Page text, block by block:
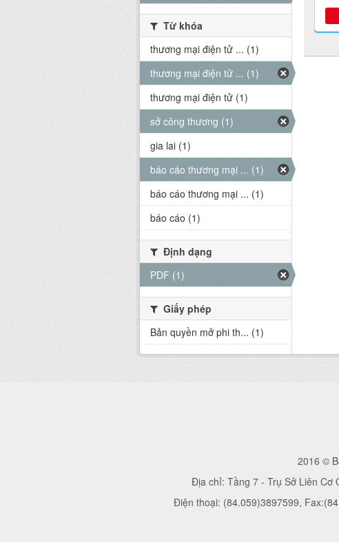
Từ khóa
thương mại điện tử ... (1)
thương mại điện tử ... (1)
thương mại điện tử (1)
sở công thương (1)
gia lai (1)
báo cáo thương mại ... (1)
báo cáo thương mại ... (1)
báo cáo (1)
Định dạng
PDF (1)
Giấy phép
Bản quyền mở phi th... (1)
2016 ©
Địa chỉ: Tầng 7 - Trụ Sở Liên Cơ
Điện thoại: (84.059)3897599,